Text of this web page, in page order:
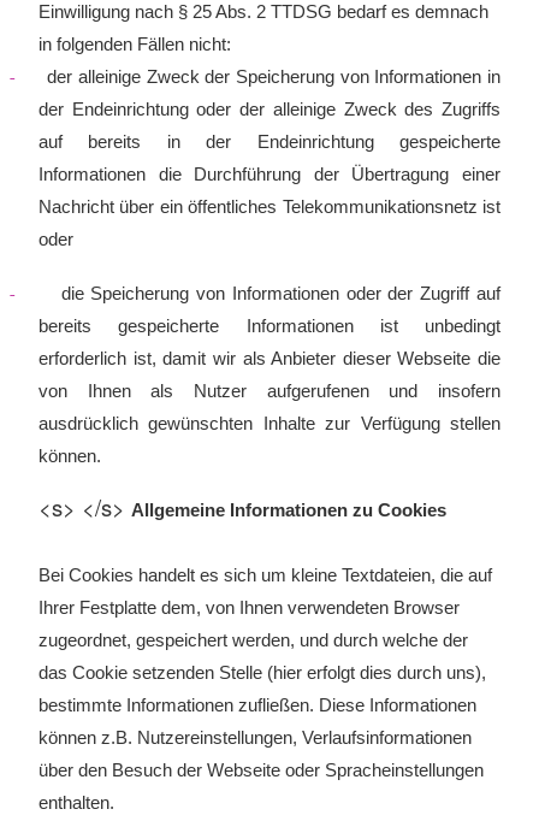
Einwilligung nach § 25 Abs. 2 TTDSG bedarf es demnach
in folgenden Fällen nicht:
-
der alleinige Zweck der Speicherung von Informationen in
der Endeinrichtung oder der alleinige Zweck des Zugriffs
auf bereits in der Endeinrichtung gespeicherte
Informationen die Durchführung der Übertragung einer
Nachricht über ein öffentliches Telekommunikationsnetz ist
oder
-
die Speicherung von Informationen oder der Zugriff auf
bereits gespeicherte Informationen ist unbedingt
erforderlich ist, damit wir als Anbieter dieser Webseite die
von Ihnen als Nutzer aufgerufenen und insofern
ausdrücklich gewünschten Inhalte zur Verfügung stellen
können.
<s> </s> Allgemeine Informationen zu Cookies
Bei Cookies handelt es sich um kleine Textdateien, die auf
Ihrer Festplatte dem, von Ihnen verwendeten Browser
zugeordnet, gespeichert werden, und durch welche der
das Cookie setzenden Stelle (hier erfolgt dies durch uns),
bestimmte Informationen zufließen. Diese Informationen
können z.B. Nutzereinstellungen, Verlaufsinformationen
über den Besuch der Webseite oder Spracheinstellungen
enthalten.